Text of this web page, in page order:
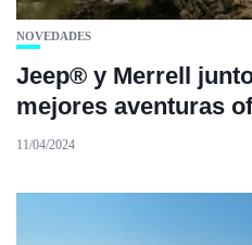
NOVEDADES
Jeep® y Merrell
mejores aventuras
11/04/2024